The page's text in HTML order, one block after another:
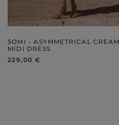
SETS
BLAZERS
SKIRTS
WINTER HATS
SOMI - ASYMMETRICAL CREAM
MIDI DRESS
229,00 €